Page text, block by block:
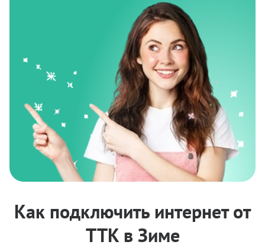
Как подключить интернет от
ТТК в Зиме